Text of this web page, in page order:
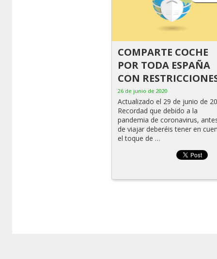
COMPARTE COCHE
POR TODA ESPAÑA
CON
26 de junio de 2020
Actualizado el 29 de junio de
Recordad que debido a la
pandemia de coronavirus,
de viajar deberéis tener en
el toque de …